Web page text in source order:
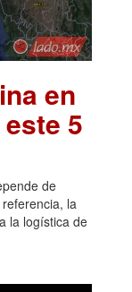
en
5
de
la
la logística de